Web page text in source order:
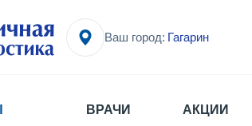
Ваш город: Гагарин
ВРАЧИ АКЦИИ